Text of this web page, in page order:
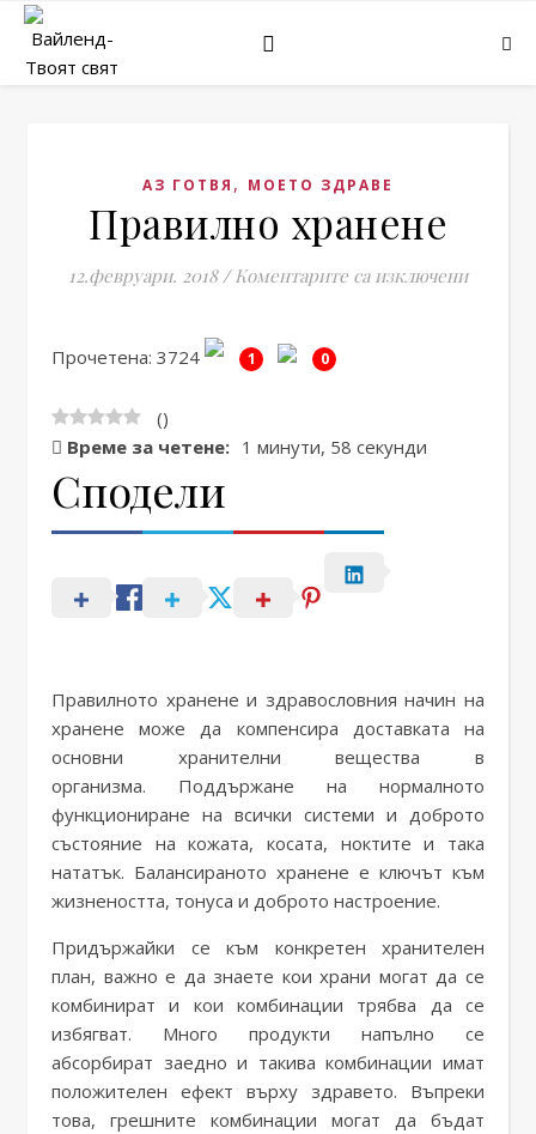
АЗ ГОТВЯ , МОЕТО ЗДРАВЕ
Правилно хранене
12.февруари. 2018 / Коментарите са изключениза
Прочетена: 3724 1 0
()
Време за четене: 1 минути, 58 секунди
Сподели
Правилното хранене и здравословния начин на
хранене може да компенсира доставката на
основни хранителни вещества в
организма. Поддържане на нормалното
функциониране на всички системи и доброто
състояние на кожата, косата, ноктите и така
нататък. Балансираното хранене е ключът към
жизнеността, тонуса и доброто настроение.
Придържайки се към конкретен хранителен
план, важно е да знаете кои храни могат да се
комбинират и кои комбинации трябва да се
избягват. Много продукти напълно се
абсорбират заедно и такива комбинации имат
положителен ефект върху здравето. Въпреки
това, грешните комбинации могат да бъдат